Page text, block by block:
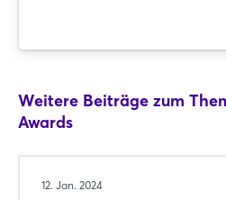
Weitere Beiträge zum
Awards
12. Jan. 2024